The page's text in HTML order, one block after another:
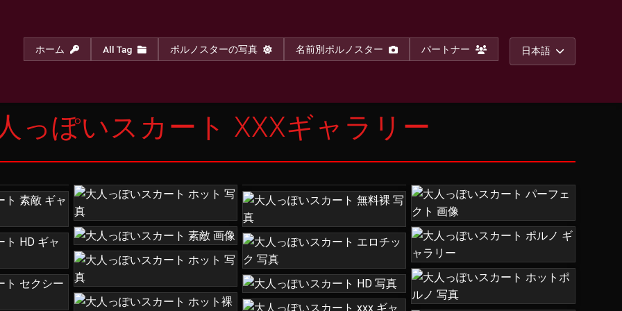
ホーム All Tag ポルノスターの写真 名前別ポルノスター パートナー 日本語
っぽいスカート XXXギャラリー